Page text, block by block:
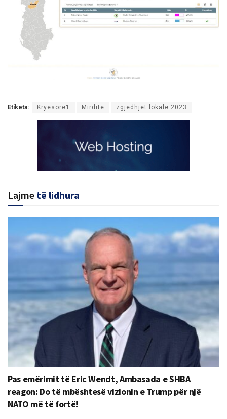
Etiketa: Kryesore1 Mirditë zgjedhjet lokale 2023
Lajme të lidhura
Pas emërimit të Eric Wendt, Ambasada e SHBA
reagon: Do të mbështesë vizionin e Trump për një
NATO më të fortë!